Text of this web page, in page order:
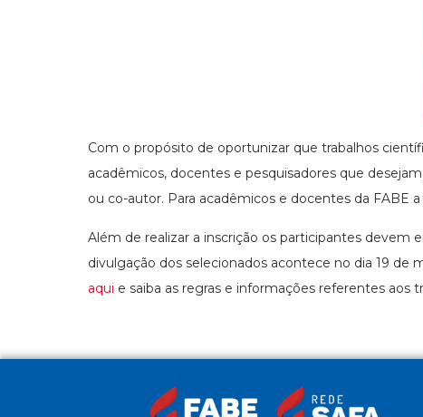
Com o propósito de oportunizar que trabalhos
acadêmicos, docentes e pesquisadores que
ou co-autor. Para acadêmicos e docentes da FABE
Além de realizar a inscrição os participantes devem
divulgação dos selecionados acontece no dia 19 de
aqui e saiba as regras e informações referentes aos